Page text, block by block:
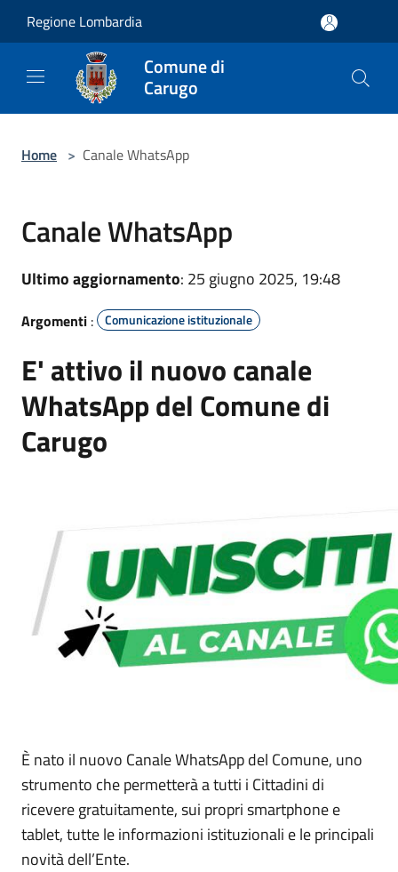
Regione Lombardia
Comune di
Carugo
Home > Canale WhatsApp
Canale WhatsApp
Ultimo aggiornamento: 25 giugno 2025, 19:48
Argomenti : Comunicazione istituzionale
E' attivo il nuovo canale
WhatsApp del Comune di
Carugo
È nato il nuovo Canale WhatsApp del Comune, uno
strumento che permetterà a tutti i Cittadini di
ricevere gratuitamente, sui propri smartphone e
tablet, tutte le informazioni istituzionali e le principali
novità dell’Ente.